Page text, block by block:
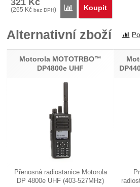
(265 Kč bez DPH) Porovnat
Koupit
Alternativní zboží
Motorola MOTOTRBO™
DP4800e UHF
Přenosná radiostanice Motorola
DP 4800e UHF (403-527MHz)